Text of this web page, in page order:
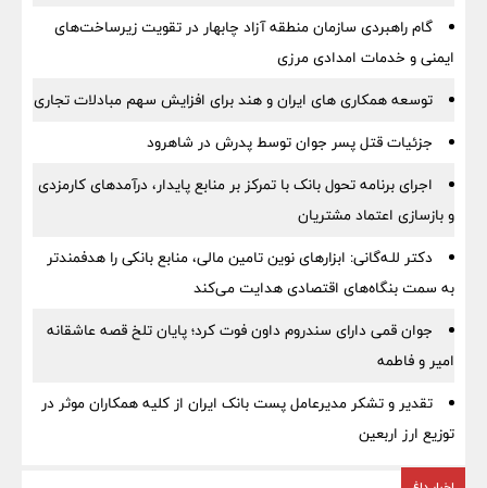
گام راهبردی سازمان منطقه آزاد چابهار در تقویت زیرساخت‌های
ایمنی و خدمات امدادی مرزی
توسعه همکاری های ایران و هند برای افزایش سهم مبادلات تجاری
جزئیات قتل پسر جوان توسط پدرش در شاهرود
اجرای برنامه تحول بانک با تمرکز بر منابع پایدار، درآمدهای کارمزدی
و بازسازی اعتماد مشتریان
دکتر للـه‌گانی: ابزارهای نوین تامین مالی، منابع بانکی را هدفمندتر
به سمت بنگاه‌های اقتصادی هدایت می‌کند
جوان قمی دارای سندروم داون فوت کرد؛ پایان تلخ قصه عاشقانه
امیر و فاطمه
تقدیر و تشکر مدیرعامل پست بانک ایران از کلیه همکاران موثر در
توزیع ارز اربعین